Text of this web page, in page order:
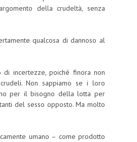
della crudeltà, senza
qualcosa di dannoso al
incertezze, poiché finora non
Non sappiamo se i loro
per il bisogno della lotta per
del sesso opposto. Ma molto
umano – come prodotto